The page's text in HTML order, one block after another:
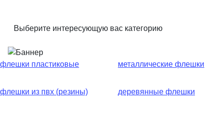
Выберите интересующую вас категорию
флешки пластиковые металлические флешки
флешки из пвх (резины) деревянные флешки